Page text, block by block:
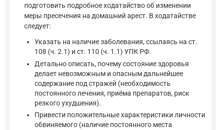
подготовить подробное ходатайство об изменении
меры пресечения на домашний арест. В ходатайстве
следует:
Указать на наличие заболевания, ссылаясь на ст.
108 (ч. 2.1) и ст. 110 (ч. 1.1) УПК РФ.
Детально описать, почему состояние здоровья
делает невозможным и опасным дальнейшее
содержание под стражей (необходимость
постоянного лечения, приёма препаратов, риск
резкого ухудшения).
Привести положительные характеристики личности
обвиняемого (наличие постоянного места